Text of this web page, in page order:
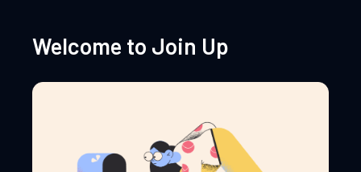
Welcome to Join Up